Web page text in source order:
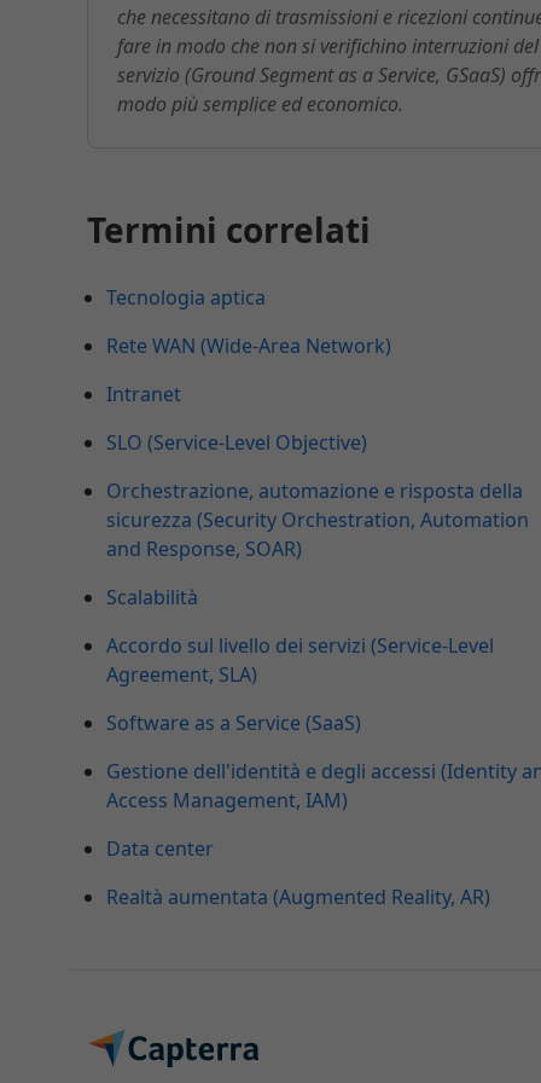
che necessitano di trasmissioni e ricezioni
fare in modo che non si verifichino interruzioni
servizio (Ground Segment as a Service, GSaaS)
modo più semplice ed economico.
Termini correlati
Tecnologia aptica
Rete WAN (Wide-Area Network)
Intranet
SLO (Service-Level Objective)
Orchestrazione, automazione e risposta della
sicurezza (Security Orchestration, Automation
and Response, SOAR)
Scalabilità
Accordo sul livello dei servizi (Service-Level
Agreement, SLA)
Software as a Service (SaaS)
Gestione dell'identità e degli accessi (Identity
Access Management, IAM)
Data center
Realtà aumentata (Augmented Reality, AR)